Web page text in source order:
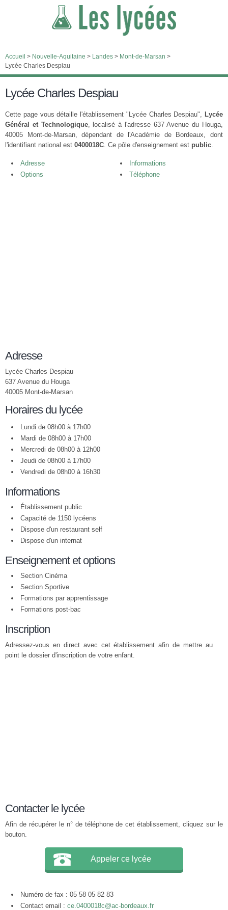
Accueil > Nouvelle-Aquitaine > Landes > Mont-de-Marsan >
Lycée Charles Despiau
Lycée Charles Despiau
Cette page vous détaille l'établissement "Lycée Charles Despiau", Lycée
Général et Technologique, localisé à l'adresse 637 Avenue du Houga,
40005 Mont-de-Marsan, dépendant de l'Académie de Bordeaux, dont
l'identifiant national est 0400018C. Ce pôle d'enseignement est public.
Adresse
Informations
Options
Téléphone
Adresse
Lycée Charles Despiau
637 Avenue du Houga
40005 Mont-de-Marsan
Horaires du lycée
Lundi de 08h00 à 17h00
Mardi de 08h00 à 17h00
Mercredi de 08h00 à 12h00
Jeudi de 08h00 à 17h00
Vendredi de 08h00 à 16h30
Informations
Établissement public
Capacité de 1150 lycéens
Dispose d'un restaurant self
Dispose d'un internat
Enseignement et options
Section Cinéma
Section Sportive
Formations par apprentissage
Formations post-bac
Inscription
Adressez-vous en direct avec cet établissement afin de mettre au
point le dossier d'inscription de votre enfant.
Contacter le lycée
Afin de récupérer le n° de téléphone de cet établissement, cliquez sur le
bouton.
Appeler ce lycée
Numéro de fax : 05 58 05 82 83
Contact email : ce.0400018c@ac-bordeaux.fr